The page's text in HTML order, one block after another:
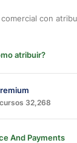
con
atribuir?
32,268
And Payments